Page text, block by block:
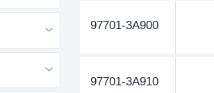
97701-3A900
97701-3A910